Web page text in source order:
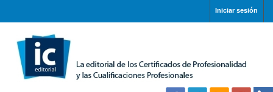
Iniciar sesión